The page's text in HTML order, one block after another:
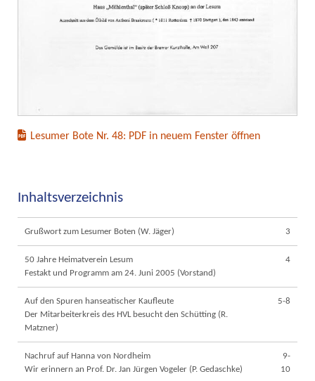
Lesumer Bote Nr. 48: PDF in neuem Fenster öffnen
Inhaltsverzeichnis
Grußwort zum Lesumer Boten (W. Jäger) 3
50 Jahre Heimatverein Lesum
Festakt und Programm am 24. Juni 2005 (Vorstand)
4
Auf den Spuren hanseatischer Kaufleute
Der Mitarbeiterkreis des HVL besucht den Schütting (R.
Matzner)
5-8
Nachruf auf Hanna von Nordheim
Wir erinnern an Prof. Dr. Jan Jürgen Vogeler (P. Gedaschke)
9-
10